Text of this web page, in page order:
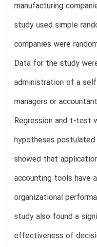
manufacturing
study used simple
companies were
Data for the study
administration of a
managers or
Regression and t-test
hypotheses
showed that
accounting tools have
organizational
study also found a
effectiveness of